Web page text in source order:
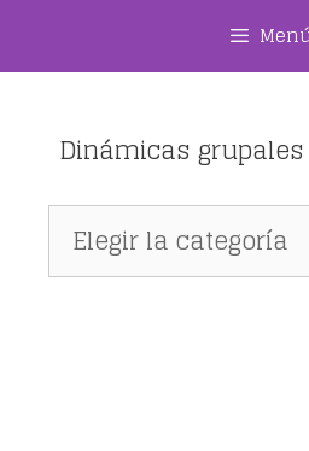
Dinámicas
Dinámicas
grupales